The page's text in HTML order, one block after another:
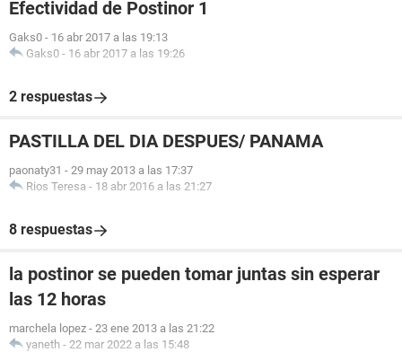
Efectividad de Postinor 1
Gaks0 - 16 abr 2017 a las 19:13
Gaks0 - 16 abr 2017 a las 19:26
2 respuestas
PASTILLA DEL DIA DESPUES/ PANAMA
paonaty31 - 29 may 2013 a las 17:37
Rios Teresa - 18 abr 2016 a las 21:27
8 respuestas
la postinor se pueden tomar juntas sin esperar
las 12 horas
marchela lopez - 23 ene 2013 a las 21:22
yaneth - 22 mar 2022 a las 15:48